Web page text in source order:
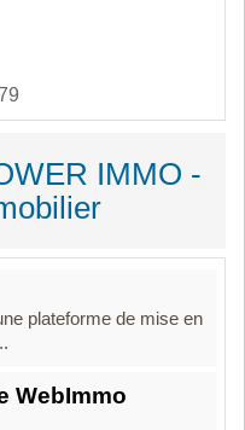
IMMO -
plateforme de mise en
WebImmo